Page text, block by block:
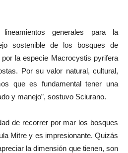
generales para la
sostenible de los bosques de
la especie Macrocystis pyrifera
Por su valor natural, cultural,
que es fundamental tener una
y manejo”, sostuvo Sciurano.
de recorrer por mar los bosques
Mitre y es impresionante. Quizás
la dimensión que tienen, son